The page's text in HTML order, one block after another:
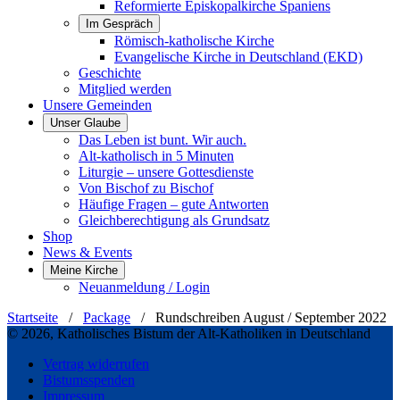
Reformierte Episkopalkirche Spaniens
Im Gespräch
Römisch-katholische Kirche
Evangelische Kirche in Deutschland (EKD)
Geschichte
Mitglied werden
Unsere Gemeinden
Unser Glaube
Das Leben ist bunt. Wir auch.
Alt-katholisch in 5 Minuten
Liturgie – unsere Gottesdienste
Von Bischof zu Bischof
Häufige Fragen – gute Antworten
Gleichberechtigung als Grundsatz
Shop
News & Events
Meine Kirche
Neuanmeldung / Login
Startseite / Package / Rundschreiben August / September 2022
© 2026, Katholisches Bistum der Alt-Katholiken in Deutschland
Vertrag widerrufen
Bistumsspenden
Impressum